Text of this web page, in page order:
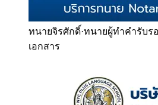
ทนายจิรศักดิ์·ทนายผู้ทำคำรับร
เอกสาร